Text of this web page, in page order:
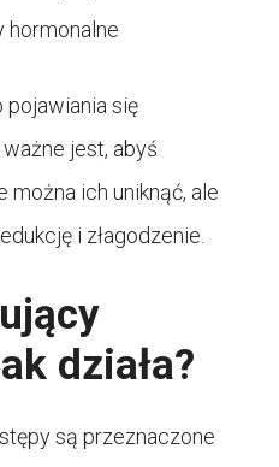
hormonalne
pojawiania się
jest, abyś
można ich uniknąć, ale
i złagodzenie.
działa?
są przeznaczone